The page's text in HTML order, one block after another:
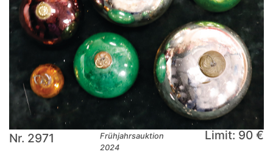
Nr. 2971
Frühjahrsauktion
2024
Limit: 90 €